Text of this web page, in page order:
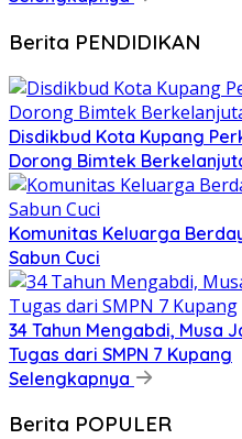
Berita PENDIDIKAN
Disdikbud Kota Kupang
Dorong Bimtek
Komunitas Keluarga
Sabun Cuci
34 Tahun Mengabdi, Musa
Tugas dari SMPN 7 Kupang
Selengkapnya
Berita POPULER